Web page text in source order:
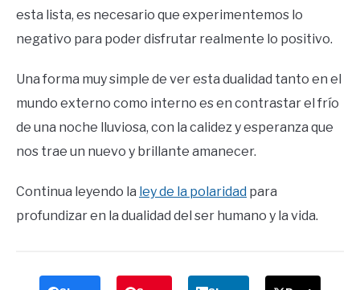
esta lista, es necesario que experimentemos lo
negativo para poder disfrutar realmente lo positivo.
Una forma muy simple de ver esta dualidad tanto en el
mundo externo como interno es en contrastar el frío
de una noche lluviosa, con la calidez y esperanza que
nos trae un nuevo y brillante amanecer.
Continua leyendo la ley de la polaridad para
profundizar en la dualidad del ser humano y la vida.